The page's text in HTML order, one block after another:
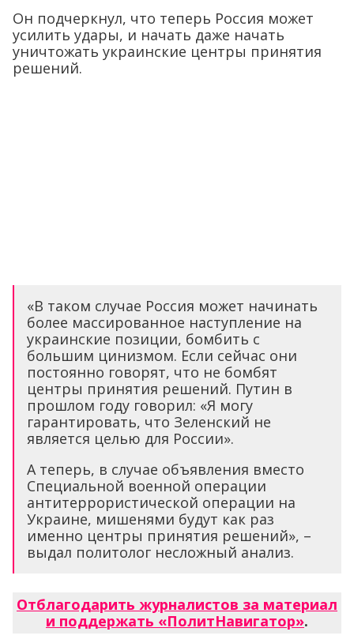
Он подчеркнул, что теперь Россия может
усилить удары, и начать даже начать
уничтожать украинские центры принятия
решений.
«В таком случае Россия может начинать
более массированное наступление на
украинские позиции, бомбить с
большим цинизмом. Если сейчас они
постоянно говорят, что не бомбят
центры принятия решений. Путин в
прошлом году говорил: «Я могу
гарантировать, что Зеленский не
является целью для России».
А теперь, в случае объявления вместо
Специальной военной операции
антитеррористической операции на
Украине, мишенями будут как раз
именно центры принятия решений», –
выдал политолог несложный анализ.
Отблагодарить журналистов за материал
и поддержать «ПолитНавигатор».